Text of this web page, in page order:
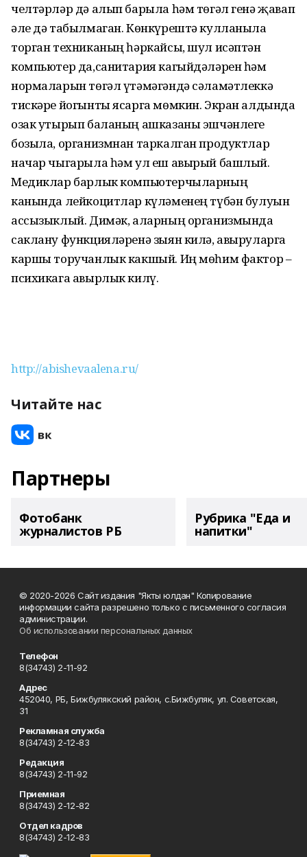
челтәрләр дә алып барыла һәм төгәл генә җавап
әле дә табылмаган. Көнкүрештә кулланыла
торган техниканың һәркайсы, шул исәптән
компьютер да,санитария кагыйдәләрен һәм
нормаларын төгәл үтәмәгәндә сәламәтлеккә
тискәре йогынты ясарга мөмкин. Экран алдында
озак утырып баланың ашказаны эшчәнлеге
бозыла, организмнан таркалган продуктлар
начар чыгарыла һәм ул еш авырый башлый.
Медиклар барлык компьютерчыларның
канында лейкоцитлар күләменең түбән булуын
ассызыклый. Димәк, аларның организмында
саклану функцияләренә зыян килә, авыруларга
каршы торучанлык какшый. Иң мөһим фактор –
психикага авырлык килү.
http://abishevaalena.ru/
Читайте нас
Партнеры
Фотобанк
журналистов РБ
Рубрика "Еда и
напитки"
© 2020-2026 Сайт издания "Якты юлдан" Копирование
информации сайта разрешено только с письменного согласия
администрации.
Об использовании персональных данных
Телефон
8(34743) 2-11-92
Адрес
452040, РБ, Бижбулякский район, с.Бижбуляк, ул. Советская,
31
Рекламная служба
8(34743) 2-12-83
Редакция
8(34743) 2-11-92
Приемная
8(34743) 2-12-82
Отдел кадров
8(34743) 2-12-83